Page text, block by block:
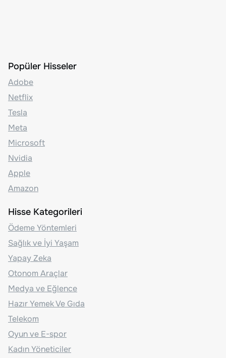
Popüler Hisseler
Adobe
Netflix
Tesla
Meta
Microsoft
Nvidia
Apple
Amazon
Hisse Kategorileri
Ödeme Yöntemleri
Sağlık ve İyi Yaşam
Yapay Zeka
Otonom Araçlar
Medya ve Eğlence
Hazır Yemek Ve Gıda
Telekom
Oyun ve E-spor
Kadın Yöneticiler